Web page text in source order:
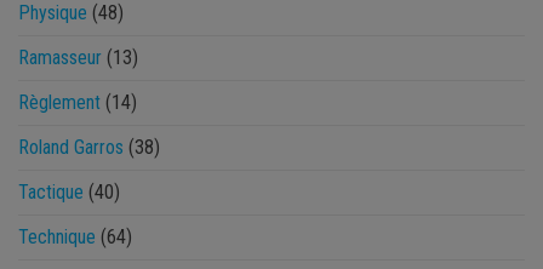
Physique (48)
Ramasseur (13)
Règlement (14)
Roland Garros (38)
Tactique (40)
Technique (64)